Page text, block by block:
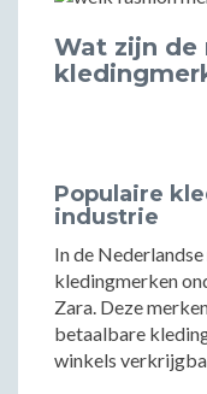
Wat zijn de
Populaire
industrie
In de
kledingmerken
Zara. Deze
betaalbare
winkels